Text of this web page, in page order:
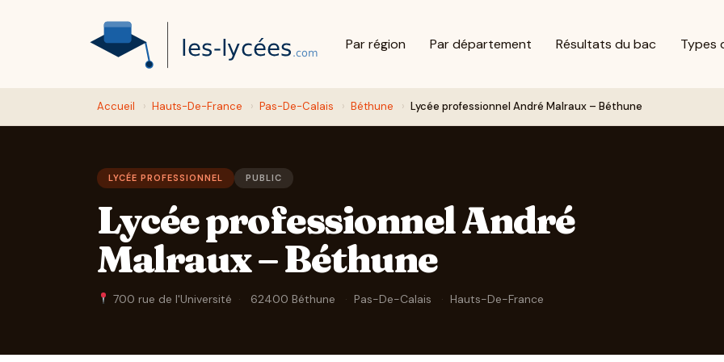
Par région Par département Résultats du bac Types
Accueil › Hauts-De-France › Pas-De-Calais › Béthune › Lycée professionnel André Malraux – Béthune
LYCÉE PROFESSIONNEL PUBLIC
Lycée professionnel André
Malraux – Béthune
700 rue de l'Université · 62400 Béthune · Pas-De-Calais · Hauts-De-France